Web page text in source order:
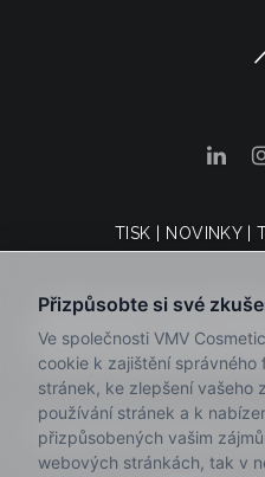
TISK NOVINKY|
Právní upozornění|
Politika kvality|Zásady
etiky a chování| Kanál pro
© 2025 VMV Cosmetic